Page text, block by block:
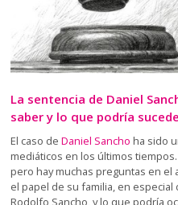
La sentencia de Daniel
saber y lo que podría
El caso deDaniel Sancho ha sido
mediáticos en los últimos
pero hay muchas preguntas en el
el papel de su familia, en
Rodolfo Sancho, y lo que podría